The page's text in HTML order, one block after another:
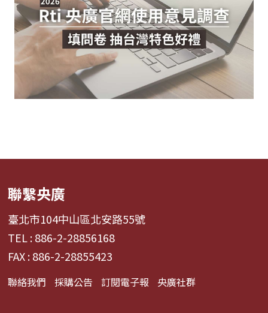
聯繫央廣
臺北市104中山區北安路55號
TEL : 886-2-28856168
FAX : 886-2-28855423
聯絡我們 採購公告 訂閱電子報 央廣社群